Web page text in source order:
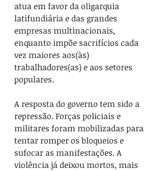
atua em favor da oligarquia
latifundiária e das grandes
empresas multinacionais,
enquanto impõe sacrifícios cada
vez maiores aos(às)
trabalhadores(as) e aos setores
populares.
A resposta do governo tem sido a
repressão. Forças policiais e
militares foram mobilizadas para
tentar romper os bloqueios e
sufocar as manifestações. A
violência já deixou mortos, mais